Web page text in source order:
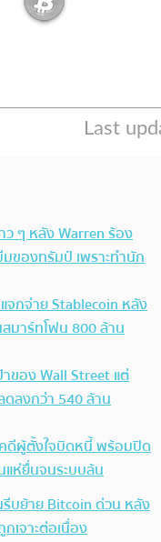
ๆ หลัง Warren ร้อง
ของทรัมป์ เพราะทำนัก
จกจ่าย Stablecoin หลัง
สมาร์ทโฟน 800 ล้าน
าของ Wall Street แต่
ลงกว่า 540 ล้าน
ดีผู้ตั้งใจบิดหนี้ พร้อมปิด
ห่ยื่นจนระบบล้น
รีบย้าย Bitcoin ด่วน หลัง
เจาะต่อเนื่อง